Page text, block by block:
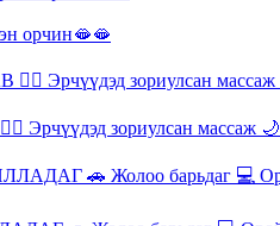
орчин🫦🫦
Эрчүүдэд зориулсан